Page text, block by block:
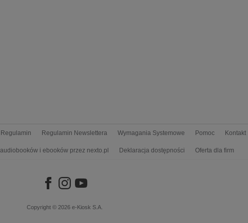
Regulamin Regulamin Newslettera Wymagania Systemowe Pomoc Kontakt
i ebooków przez nexto.pl Deklaracja dostępności Oferta dla firm
Copyright © 2026 e-Kiosk S.A.